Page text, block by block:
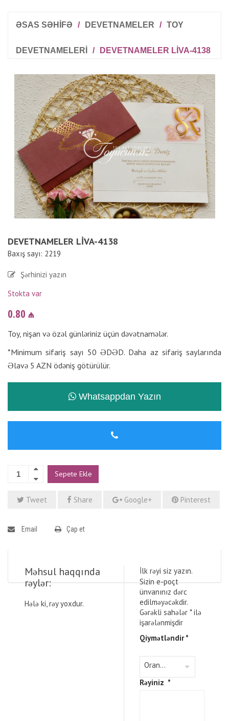
ƏSAS SƏHİFƏ / DEVETNAMELER / TOY
DEVETNAMELERI / DEVETNAMELER LIVA-4138
DEVETNAMELER LIVA-4138
Baxış sayı: 2219
Şərhinizi yazın
Stokta var
0.80 ₼
Toy, nişan və özəl günləriniz üçün dəvətnamələr.
*Minimum sifariş sayı 50 ƏDƏD. Daha az sifariş saylarında
Əlavə 5 AZN ödəniş götürülür.
Whatsappdan Yazın
Sepete Ekle
Tweet Share Google+ Pinterest
Email Çap et
Məhsul haqqında
rəylər:
Hələ ki, rəy yoxdur.
İlk rəyi siz yazın.
Sizin e-poçt
ünvanınız dərc
edilməyəcəkdir.
Gərəkli sahələr *ilə
işarələnmişdir
Qiymətləndir*
Rəyiniz *